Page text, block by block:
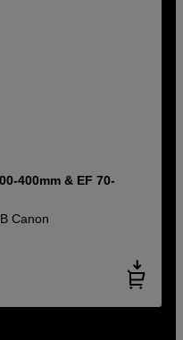
400mm & EF 70-
Canon